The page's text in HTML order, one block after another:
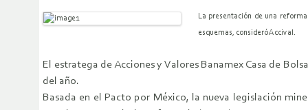
La presentación de una
esquemas, consideró Accival.
El estratega de Acciones y Valores Banamex Casa de
del año.
Basada en el Pacto por México, la nueva legislación